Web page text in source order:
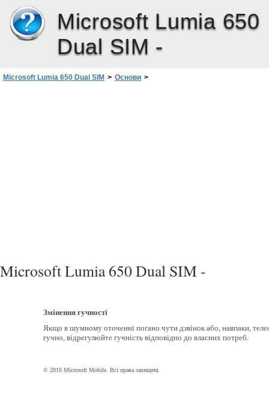
Microsoft Lumia 650
Dual SIM -
Microsoft Lumia 650 Dual SIM > Основи >
Microsoft Lumia 650 Dual SIM -
Змінення гучності
Якщо в шумному оточенні погано чути дзвінок або, навпаки,
гучно, відрегулюйте гучність відповідно до власних потреб.
© 2016 Microsoft Mobile. Всі права захищені.